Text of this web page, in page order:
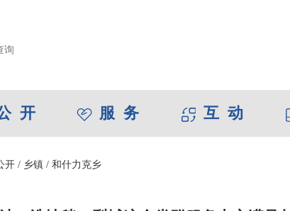
开 服 务 互 动
开 / 乡镇 / 和什力克乡